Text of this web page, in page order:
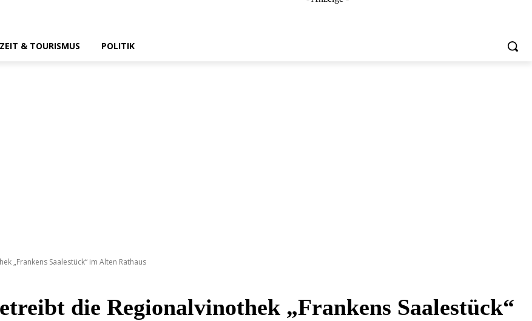
& TOURISMUS POLITIK
„Frankens Saalestück“ im Alten Rathaus
die Regionalvinothek „Frankens Saalestück“